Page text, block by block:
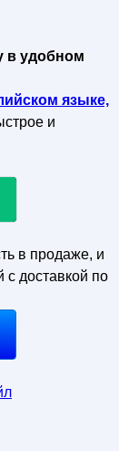
в удобном
языке,
и
в продаже, и
с доставкой по